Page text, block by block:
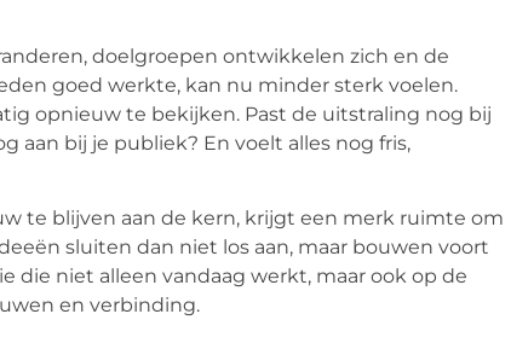
doelgroepen ontwikkelen zich en de
goed werkte, kan nu minder sterk voelen.
opnieuw te bekijken. Past de uitstraling nog bij
aan bij je publiek? En voelt alles nog fris,
te blijven aan de kern, krijgt een merk ruimte om
sluiten dan niet los aan, maar bouwen voort
die niet alleen vandaag werkt, maar ook op de
en verbinding.